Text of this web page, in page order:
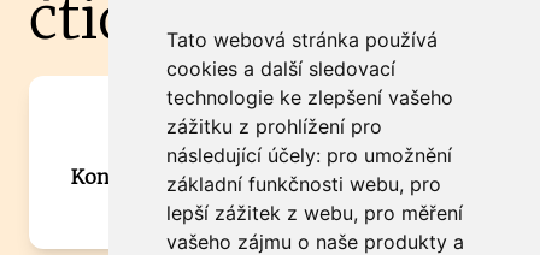
Tato webová stránka používá
cookies a další sledovací
technologie ke zlepšení vašeho
zážitku z prohlížení pro
následující účely: pro umožnění
základní funkčnosti webu, pro
lepší zážitek z webu, pro měření
vašeho zájmu o naše produkty a
čtidoma.cz
Máte zajímavou informaci? Chcete
spolupracovat?
Kontaktujte šéfredaktora Martina Chalupu:
chalupa@ctidoma.cz